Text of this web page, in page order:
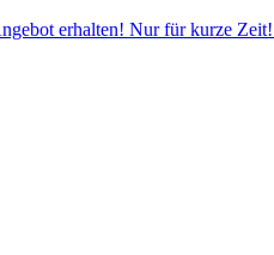
erhalten! Nur für kurze Zeit!